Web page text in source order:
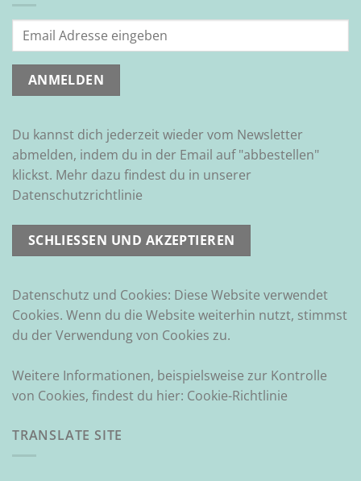
Du kannst dich jederzeit wieder vom Newsletter
abmelden, indem du in der Email auf "abbestellen"
klickst. Mehr dazu findest du in unserer
Datenschutzrichtlinie
Datenschutz und Cookies: Diese Website verwendet
Cookies. Wenn du die Website weiterhin nutzt, stimmst
du der Verwendung von Cookies zu.
Weitere Informationen, beispielsweise zur Kontrolle
von Cookies, findest du hier: Cookie-Richtlinie
TRANSLATE SITE